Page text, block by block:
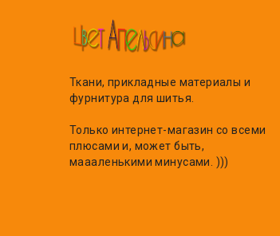
Ткани, прикладные материалы и
фурнитура для шитья.
Только интернет-магазин со всеми
плюсами и, может быть,
маааленькими минусами. )))